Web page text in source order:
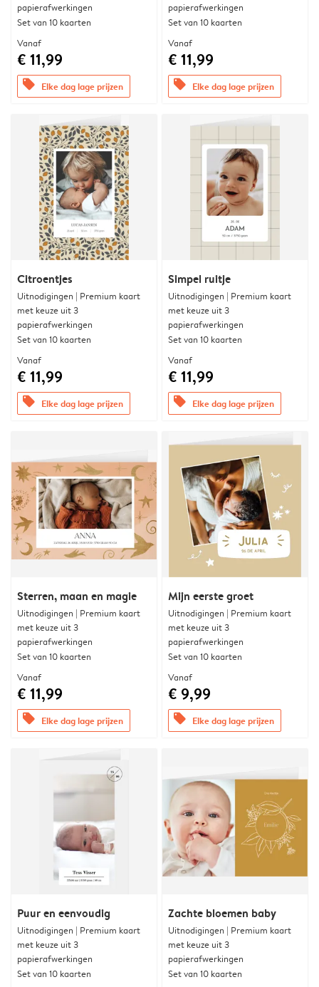
papierafwerkingen
Set van 10 kaarten
Vanaf
€ 11,99
offers Elke dag lage prijzen
papierafwerkingen
Set van 10 kaarten
Vanaf
€ 11,99
offers Elke dag lage prijzen
Citroentjes
Uitnodigingen | Premium kaart
met keuze uit 3
papierafwerkingen
Set van 10 kaarten
Vanaf
€ 11,99
offers Elke dag lage prijzen
Simpel ruitje
Uitnodigingen | Premium kaart
met keuze uit 3
papierafwerkingen
Set van 10 kaarten
Vanaf
€ 11,99
offers Elke dag lage prijzen
Sterren, maan en magie
Uitnodigingen | Premium kaart
met keuze uit 3
papierafwerkingen
Set van 10 kaarten
Vanaf
€ 11,99
offers Elke dag lage prijzen
Mijn eerste groet
Uitnodigingen | Premium kaart
met keuze uit 3
papierafwerkingen
Set van 10 kaarten
Vanaf
€ 9,99
offers Elke dag lage prijzen
Puur en eenvoudig
Uitnodigingen | Premium kaart
met keuze uit 3
papierafwerkingen
Set van 10 kaarten
Zachte bloemen baby
Uitnodigingen | Premium kaart
met keuze uit 3
papierafwerkingen
Set van 10 kaarten